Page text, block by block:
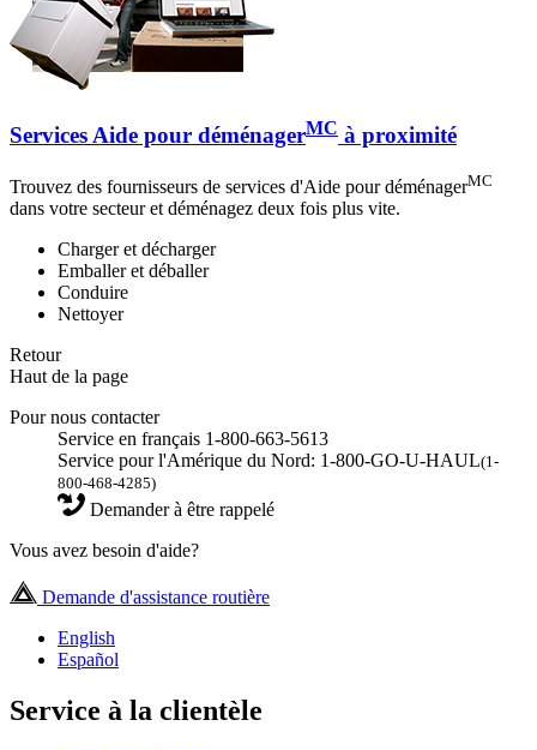
Services Aide pour déménagerMC à proximité
Trouvez des fournisseurs de services d'Aide pour déménagerMC
dans votre secteur et déménagez deux fois plus vite.
Charger et décharger
Emballer et déballer
Conduire
Nettoyer
Retour
Haut de la page
Pour nous contacter
Service en français 1-800-663-5613
Service pour l'Amérique du Nord: 1-800-GO-U-HAUL(1-
800-468-4285)
Demander à être rappelé
Vous avez besoin d'aide?
Demande d'assistance routière
English
Español
Service à la clientèle